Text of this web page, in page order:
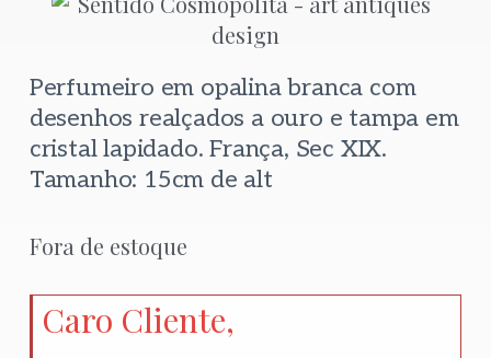
Perfumeiro em opalina branca com
desenhos realçados a ouro e tampa em
cristal lapidado. França, Sec XIX.
Tamanho: 15cm de alt
Fora de estoque
Caro Cliente,